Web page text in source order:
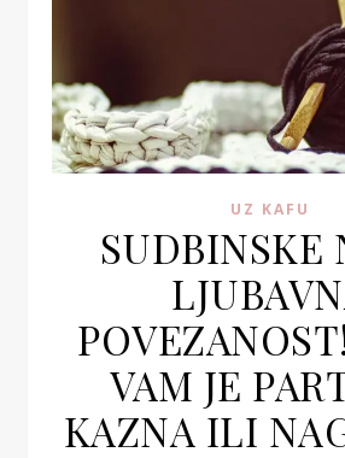
UZ KAFU
SUDBINSKE
VAM JE
KAZNA ILI